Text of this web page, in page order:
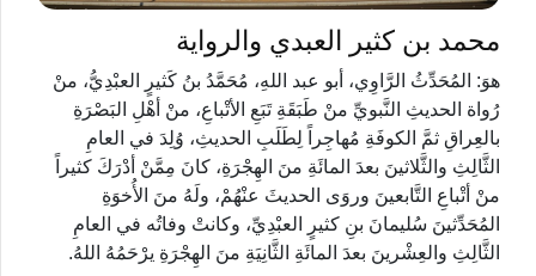
محمد بن كثير العبدي والرواية
هوَ: المُحَدِّثُ الرَّاوِي، أبو عبد اللهِ، مُحَمَّدُ بنُ كَثيرٍ العبْدِيُّ، منْ
رُواة الحديثِ النَّبويِّ منْ طَبَقَةِ تَبَعِ الأتْباعِ، منْ أهْلِ البَصْرَةِ
بالعِراقِ ثمَّ الكوفَةِ مُهاجِراً لِطَلَبِ الحديثِ، وُلِدَ في العامِ
الثَّالِثِ والثَّلاثينَ بعدَ المائَةِ منَ الهِجْرَةِ، كانَ مِمَّنْ أدْرَكَ كثيراً
منْ أتْباعِ التَّابعينَ وروَى الحديثَ عنْهُمْ، ولَهُ منَ الأُخوَةِ
المُحَدِّثينَ سُليمانَ بنِ كثيرٍ العبْدِيِّ، وكانتْ وفاتُه في العامِ
الثَّالِثِ والعِشْرينَ بعدَ المائَةِ الثَّانِيَةِ منَ الهِجْرَةِ يرْحَمُهُ اللهُ.